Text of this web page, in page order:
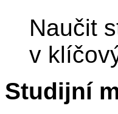
Naučit
v
Studijní